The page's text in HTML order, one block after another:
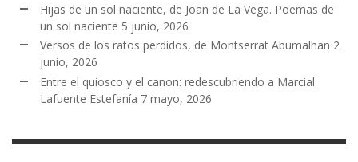
Hijas de un sol naciente, de Joan de La Vega. Poemas de
un sol naciente 5 junio, 2026
Versos de los ratos perdidos, de Montserrat Abumalhan 2
junio, 2026
Entre el quiosco y el canon: redescubriendo a Marcial
Lafuente Estefanía 7 mayo, 2026